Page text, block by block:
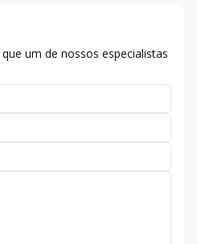
um de nossos especialistas